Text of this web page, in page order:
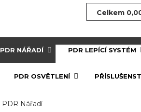
Celkem
PDR NÁŘADÍ PDR LEPÍCÍ SYSTÉM
PDR OSVĚTLENÍ
PDR Nářadí